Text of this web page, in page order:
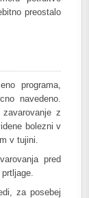
preostalo
programa,
navedeno.
z
bolezni v
v tujini.
pred
za posebej